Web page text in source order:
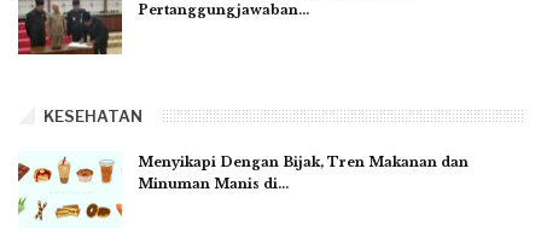
Pertanggungjawaban…
KESEHATAN
Menyikapi Dengan Bijak, Tren Makanan dan
Minuman Manis di…